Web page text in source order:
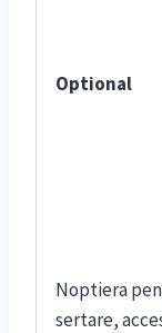
Optional
Noptiera
sertare,